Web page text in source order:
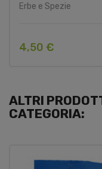
Erbe e Spezie
4,50 €
ALTRI
CATEGORIA: